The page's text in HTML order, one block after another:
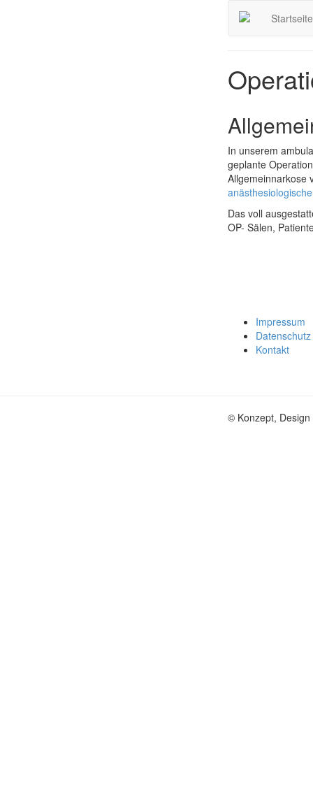
Startseite
In unserem
geplante
Allgemeinnarkose
Das voll
OP- Sälen,
Impressum
Datenschutz
Kontakt
© Konzept,